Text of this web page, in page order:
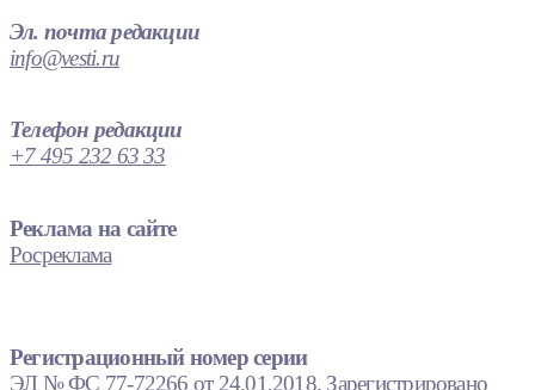
Эл. почта редакции
info@vesti.ru
Телефон редакции
+7 495 232 63 33
Реклама на сайте
Росреклама
Регистрационный номер серии
ЭЛ № ФС 77-72266 от 24.01.2018. Зарегистрировано